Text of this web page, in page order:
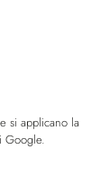
si applicano la
Google.